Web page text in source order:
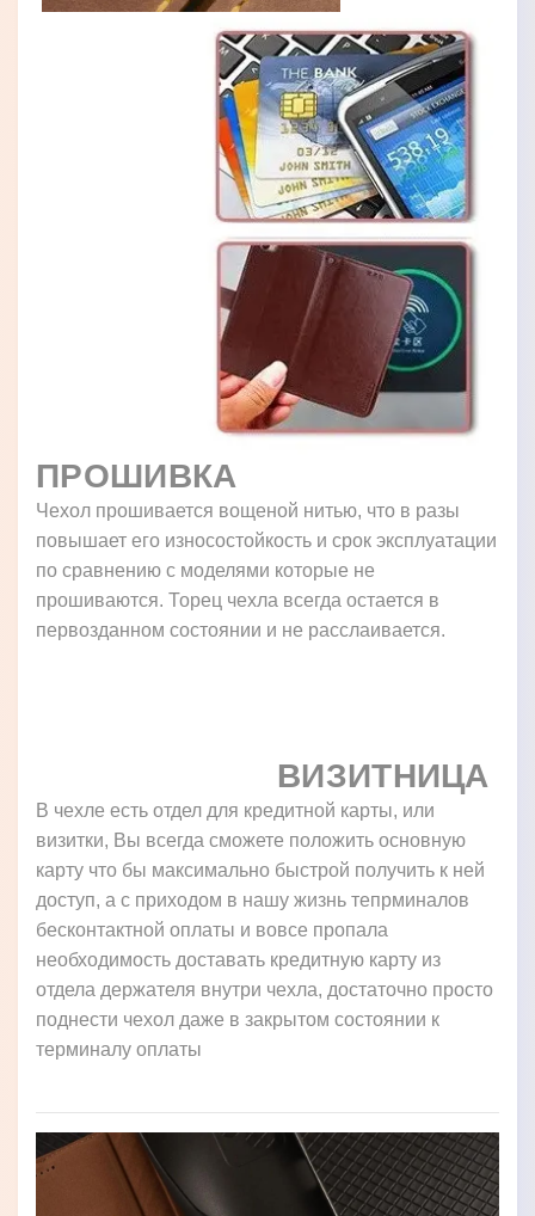
ПРОШИВКА
Чехол прошивается вощеной нитью, что в разы
повышает его износостойкость и срок эксплуатации
по сравнению с моделями которые не
прошиваются. Торец чехла всегда остается в
первозданном состоянии и не расслаивается.
ВИЗИТНИЦА
В чехле есть отдел для кредитной карты, или
визитки, Вы всегда сможете положить основную
карту что бы максимально быстрой получить к ней
доступ, а с приходом в нашу жизнь тепрминалов
бесконтактной оплаты и вовсе пропала
необходимость доставать кредитную карту из
отдела держателя внутри чехла, достаточно просто
поднести чехол даже в закрытом состоянии к
терминалу оплаты